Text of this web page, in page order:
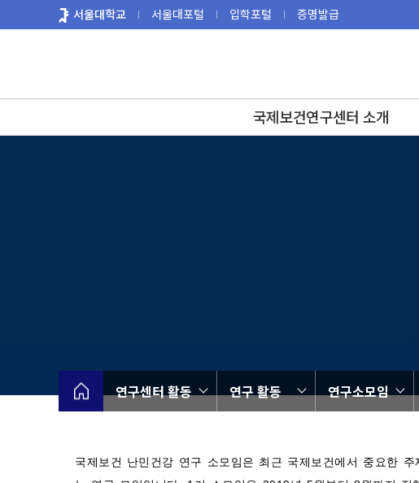
로
서울대학교 서울대포털 입학포털 증명발급
국제보건연구센터 소개
연구센터 활동 연구 활동 연구소모임
[난민건강 소모임 1기 활동내용]
국제보건 난민건강 연구 소모임은 최근 국제보건에서 중요한 주